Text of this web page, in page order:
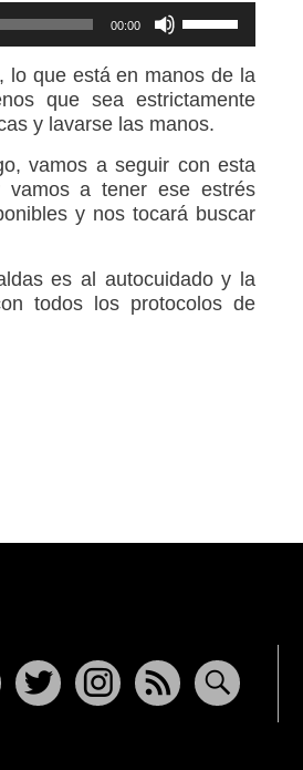
00:00
las
de
flecha
arriba/abajo
aumentar
o
disminuir
volumen.
lo que está en manos de la
que sea estrictamente
y lavarse las manos.
vamos a seguir con esta
a tener ese estrés
y nos tocará buscar
es al autocuidado y la
todos los protocolos de